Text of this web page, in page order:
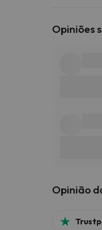
Opiniões
Opinião